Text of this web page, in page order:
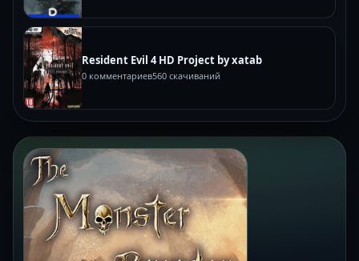
Resident Evil 4 HD Project by xatab
0 комментариев560 скачиваний